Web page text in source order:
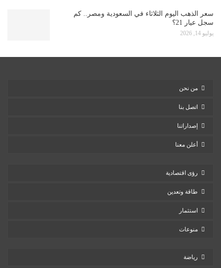
سعر الذهب اليوم الثلاثاء في السعودية ومصر.. كم
سجل عيار 21؟
يوليو 14, 2026
من نحن
اتصل بنا
إصداراتنا
أعلن معنا
رؤى اقتصادية
طاقة وتعدين
استثمار
منوعات
رياضة